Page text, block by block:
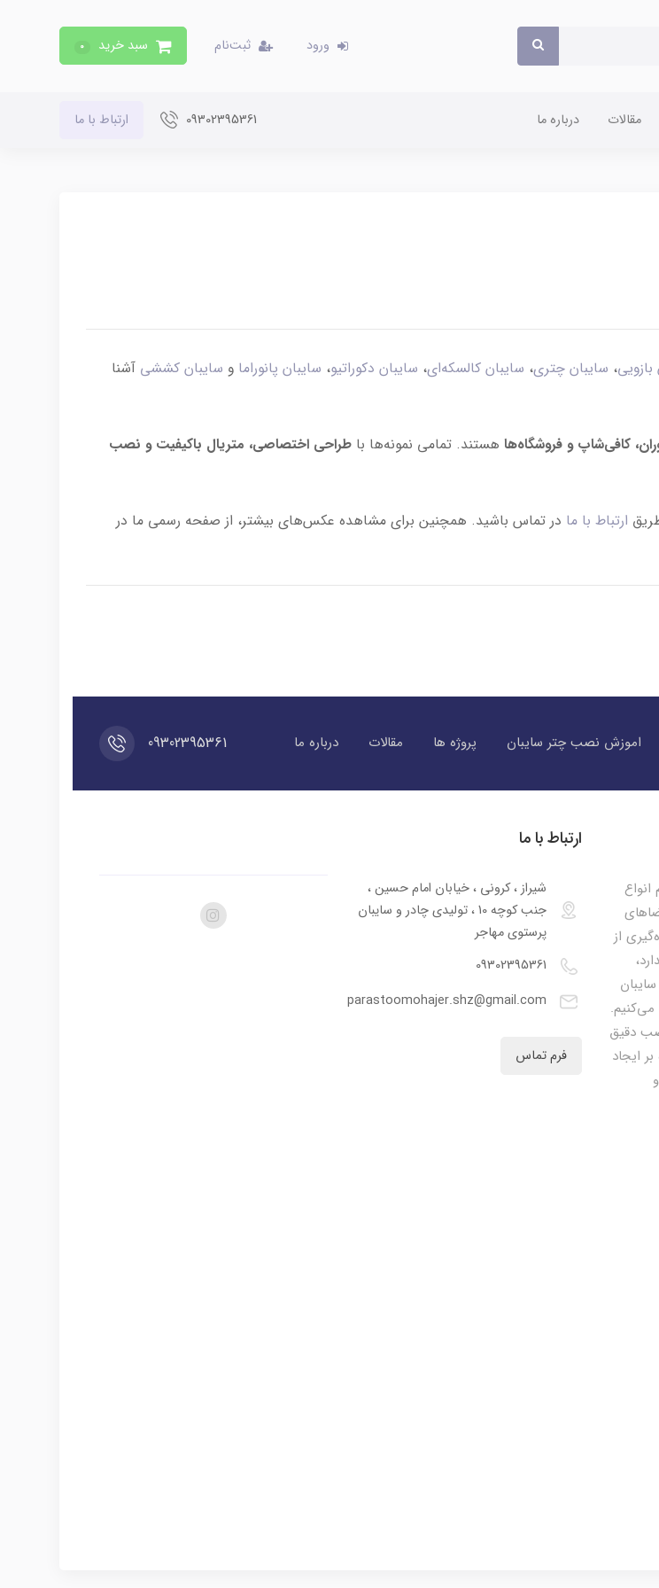
ورود ثبت‌نام سبد خرید 0
مقالات درباره ما 09302395361 ارتباط با ما
، سایبان چتری، سایبان کالسکه‌ای، سایبان دکوراتیو، سایبان پانوراما و سایبان کششی آشنا
کافی‌شاپ و فروشگاه‌ها هستند. تمامی نمونه‌ها با طراحی اختصاصی، متریال باکیفیت و نصب
ارتباط با ما در تماس باشید. همچنین برای مشاهده عکس‌های بیشتر، از صفحه رسمی ما در
اموزش نصب چتر سایبان پروژه ها مقالات درباره ما 09302395361
از
می‌کنیم.
دقیق
ایجاد
ارتباط با ما
شیراز ، کرونی ، خیابان امام حسین ،
جنب کوچه 10 ، تولیدی چادر و سایبان
پرستوی مهاجر
09302395361
parastoomohajer.shz@gmail.com
فرم تماس